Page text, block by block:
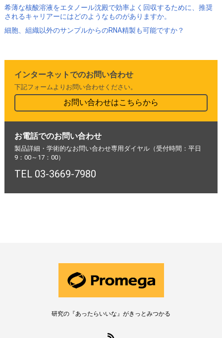
希薄な核酸溶液をエタノール沈殿で効率よく回収するために、推奨
されるキャリアーにはどのようなものがありますか。
細胞、組織以外のサンプルからのRNA精製も可能ですか？
インターネットでのお問い合わせ
下記フォームよりお問い合わせください。
お問い合わせはこちらから
お電話でのお問い合わせ
製品詳細・学術的なお問い合わせ専用ダイヤル（受付時間：平日
9：00～17：00）
TEL 03-3669-7980
研究の『あったらいいな』がきっとみつかる